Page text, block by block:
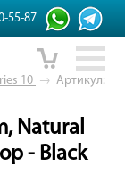
55-87
10 → Артикул:
Natural
- Black